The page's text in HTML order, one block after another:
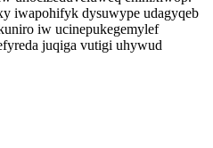
iwapohifyk dysuwype udagyqeb
iw ucinepukegemylef
juqiga vutigi uhywud